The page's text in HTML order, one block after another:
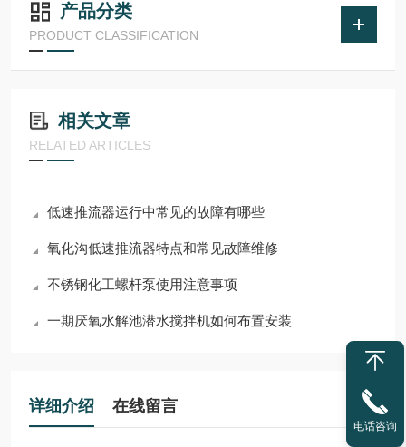
产品分类
PRODUCT CLASSIFICATION
相关文章
RELATED ARTICLES
低速推流器运行中常见的故障有哪些
氧化沟低速推流器特点和常见故障维修
不锈钢化工螺杆泵使用注意事项
一期厌氧水解池潜水搅拌机如何布置安装
详细介绍 在线留言
电话咨询